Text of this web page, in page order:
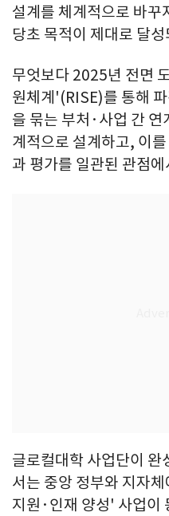
설계를 체계적으로 바꾸
당초 목적이 제대로 달
무엇보다 2025년 전면
원체계'(RISE)를 통해
을 묶는 부처·사업 간 연
계적으로 설계하고, 이
과 평가를 일관된 관점
글로컬대학 사업단이 완
서는 중앙 정부와 지자
지원·인재 양성' 사업이